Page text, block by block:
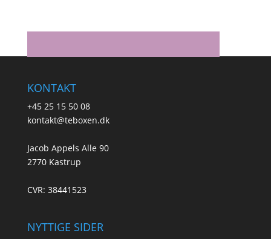
KONTAKT
+45 25 15 50 08
kontakt@teboxen.dk
Jacob Appels Alle 90
2770 Kastrup
CVR: 38441523
NYTTIGE SIDER